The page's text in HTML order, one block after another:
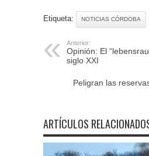
Etiqueta: NOTICIAS CÓRDOBA
Anterior:
Opinión: El
siglo XXI
Peligran las
ARTÍCULOS